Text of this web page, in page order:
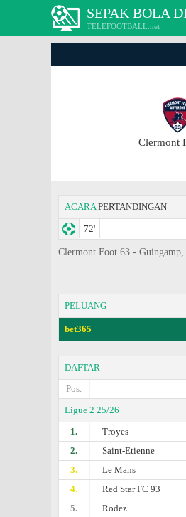
SEPAK BOLA
TELEFOOTBALL.net
Clermont
ACARAPERTANDINGAN
72'
Clermont Foot 63 -
PELUANG
bet365
DAFTAR
Pos.
Ligue 2 25/26
1.
Troyes
2.
Saint-Etienne
3.
Le Mans
4.
Red Star FC 93
5.
Rodez